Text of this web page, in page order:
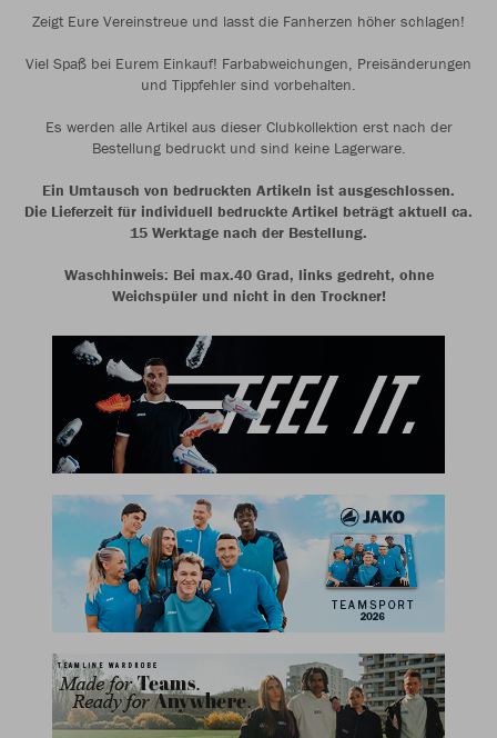
Zeigt Eure Vereinstreue und lasst die Fanherzen höher schlagen!
Viel Spaß bei Eurem Einkauf! Farbabweichungen, Preisänderungen
und Tippfehler sind vorbehalten.
Es werden alle Artikel aus dieser Clubkollektion erst nach der
Bestellung bedruckt und sind keine Lagerware.
Ein Umtausch von bedruckten Artikeln ist ausgeschlossen.
Die Lieferzeit für individuell bedruckte Artikel beträgt aktuell ca.
15 Werktage nach der Bestellung.
Waschhinweis: Bei max.40 Grad, links gedreht, ohne
Weichspüler und nicht in den Trockner!